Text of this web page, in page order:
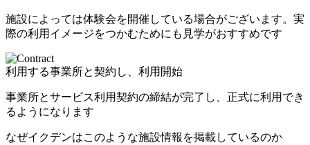
施設によっては体験会を開催している場合がございます。実
際の利用イメージをつかむためにも見学がおすすめです
利用する事業所と契約し、利用開始
事業所とサービス利用契約の締結が完了し、正式に利用でき
るようになります
なぜイクデンはこのような施設情報を掲載しているのか